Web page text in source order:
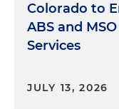
Colorado to
ABS and
Services
JULY 13, 2026